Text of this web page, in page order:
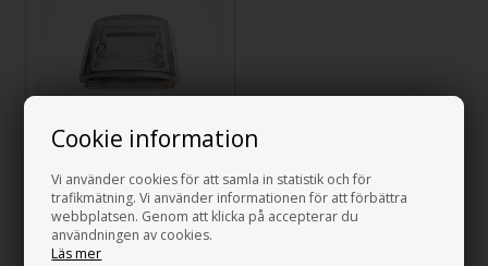
Cookie information
Vi använder cookies för att samla in statistik och för
trafikmätning. Vi använder informationen för att förbättra
webbplatsen. Genom att klicka på accepterar du
användningen av cookies.
Läs mer
VisionVent S Pro 24-
46 mm
1.385,00 SEK